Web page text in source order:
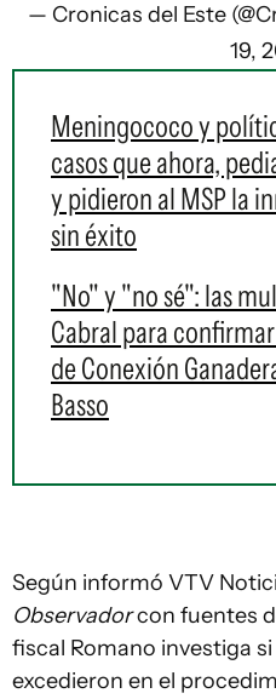
— Cronicas del Este
19,
Meningococo y
casos que ahora,
y pidieron al MSP la
sin éxito
"No" y "no sé": las
Cabral para
de Conexión
Basso
Según informó VTV
Observadorcon fuentes
fiscal Romano investiga
excedieron en el